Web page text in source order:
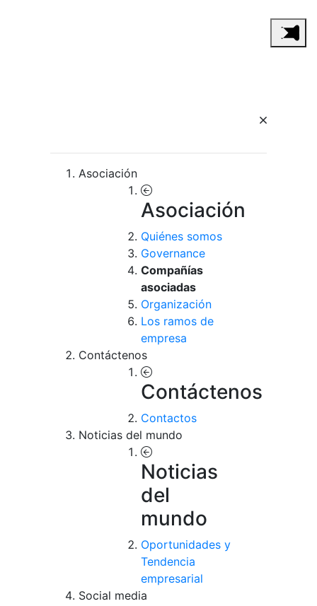
Asociación
Asociación
Quiénes somos
Governance
Compañías
asociadas
Organización
Los ramos de
empresa
Contáctenos
Contáctenos
Contactos
Noticias del mundo
Noticias
del
mundo
Oportunidades y
Tendencia
empresarial
Social media